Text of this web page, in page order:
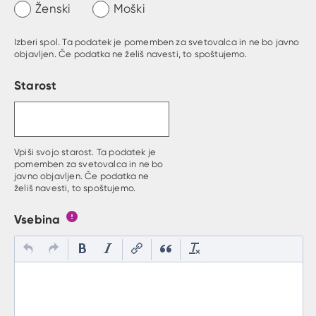
Ženski Moški
Izberi spol. Ta podatek je pomemben za svetovalca in ne bo javno
objavljen. Če podatka ne želiš navesti, to spoštujemo.
Starost
Vpiši svojo starost. Ta podatek je
pomemben za svetovalca in ne bo
javno objavljen. Če podatka ne
želiš navesti, to spoštujemo.
Vsebina